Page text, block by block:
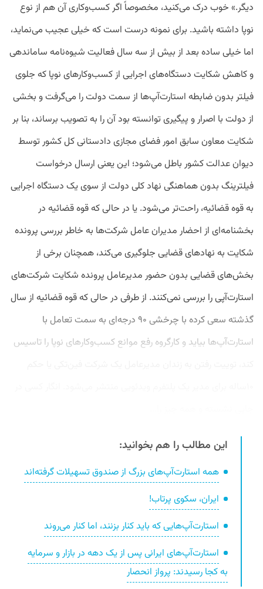
دیگر.» خوب درک می‌کنید، مخصوصاً اگر کسب‌وکاری آن هم از نوع
نوپا داشته باشید. برای نمونه درست است که خیلی عجیب می‌نماید،
اما خیلی ساده بعد از بیش از سه سال فعالیت شیوه‌نامه ساماندهی
و کاهش شکایت دستگاه‌های اجرایی از کسب‌وکارهای نوپا که جلوی
فیلتر بدون ضابطه استارت‌آپ‌ها از سمت دولت را می‌گرفت و بخشی
از دولت با اصرار و پیگیری توانسته بود آن را به تصویب برساند، بنا بر
شکایت معاون سابق امور فضای مجازی دادستانی کل کشور توسط
دیوان عدالت کشور باطل می‌شود؛ این یعنی ارسال درخواست
فیلترینگ بدون هماهنگی نهاد کلی دولت از سوی یک دستگاه اجرایی
به قوه قضائیه، راحت‌تر می‌شود. یا در حالی که قوه قضائیه در
بخشنامه‌ای از احضار مدیران عامل شرکت‌ها به خاطر بررسی پرونده
شکایت به نهادهای قضایی جلوگیری می‌کند، همچنان برخی از
بخش‌های قضایی بدون حضور مدیرعامل پرونده شکایت شرکت‌های
استارت‌آپی را بررسی نمی‌کنند. از طرفی در حالی که قوه قضائیه از سال
گذشته سعی کرده با چرخشی ۹۰ درجه‌ای به سمت تعامل با
استارت‌آپ‌ها بیاید و کارگروه رفع موانع کسب‌وکارهای نوپا را تاسیس
این مطالب را هم بخوانید:
همه استارت‌آپ‌های بزرگ از صندوق تسهیلات گرفته‌اند
ایران، سکوی پرتاب!
استارت‌آپ‌هایی که باید کنار بزنند، اما کنار می‌روند
استارت‌آپ‌های ایرانی پس از یک دهه در بازار و سرمایه
به کجا رسیدند: پرواز انحصار